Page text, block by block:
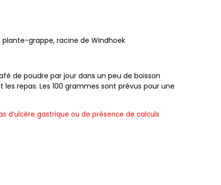
plante-grappe, racine de Windhoek
de poudre par jour dans un peu de boisson
repas. Les 100 grammes sont prévus pour une
d’ulcère gastrique ou de présence de calculs